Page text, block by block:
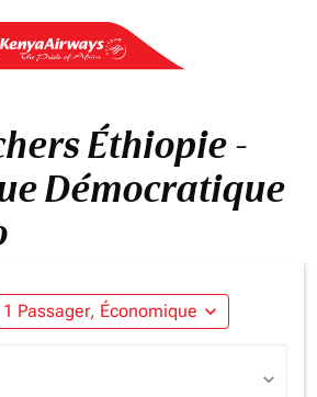
Éthiopie -
Démocratique
1 Passager, Économique expand_more
expand_more